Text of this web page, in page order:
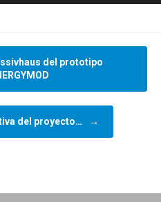
del prototipo
del proyecto… →